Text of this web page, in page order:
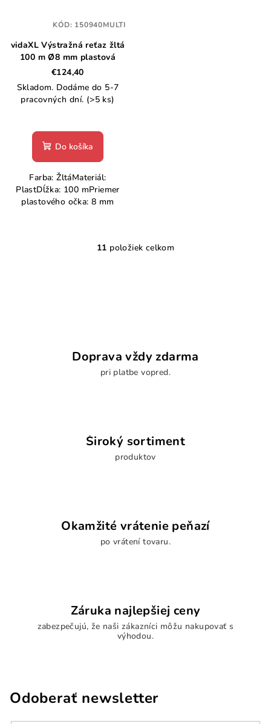
vidaXL Výstražná reťaz žltá
100 m Ø8 mm plastová
€124,40
Skladom. Dodáme do 5-7
pracovných dní. (>5 ks)
Do košíka
Farba: ŽltáMateriál:
PlastDĺžka: 100 mPriemer
plastového očka: 8 mm
KÓD: 150940MULTI
O
i
e
p
y
v
ý
u
11 položiek celkom
Doprava vždy zdarma
pri platbe vopred.
Široký sortiment
produktov
Okamžité vrátenie peňazí
po vrátení tovaru.
Záruka najlepšiej ceny
zabezpečujú, že naši zákazníci môžu nakupovať s
výhodou.
Odoberať newsletter